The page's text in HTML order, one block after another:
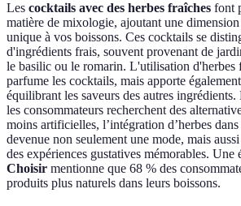
Les cocktails avec des herbes fraîches font
matière de mixologie, ajoutant une
unique à vos boissons. Ces cocktails se
d'ingrédients frais, souvent provenant de
le basilic ou le romarin. L'utilisation d'herbes
parfume les cocktails, mais apporte
équilibrant les saveurs des autres
les consommateurs recherchent des
moins artificielles, l’intégration d’herbes
devenue non seulement une mode, mais
des expériences gustatives mémorables. Une
Choisir mentionne que 68 % des
produits plus naturels dans leurs boissons.